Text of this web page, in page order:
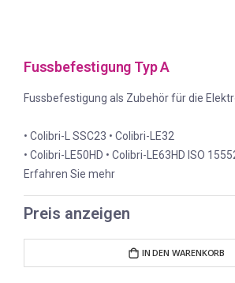
Fussbefestigung Typ A
Fussbefestigung als Zubehör für die
• Colibri-L SSC23 • Colibri-LE32
• Colibri-LE50HD • Colibri-LE63HD ISO
Erfahren Sie mehr
Preis anzeigen
IN DEN WARENKORB